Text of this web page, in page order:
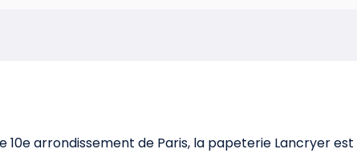
10e arrondissement de Paris, la papeterie Lancryer est